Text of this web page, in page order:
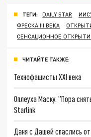
ТЕГИ: DAILY STAR
ФРЕСКА III ВЕКА
СЕНСАЦИОННОЕ
ЧИТАЙТЕ ТАКЖЕ:
Технофашисты XXI века
Оплеуха Маску. "Пора
Starlink
Даня с Дашей спаслись